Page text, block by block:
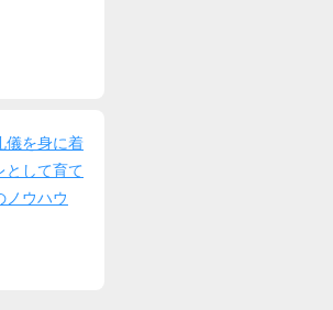
儀を身に着
として育て
ノウハウ